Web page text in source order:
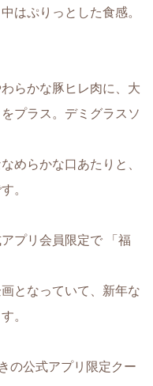
はぷりっとした食感。
らかな豚ヒレ肉に、大
プラス。デミグラスソ
めらかな口あたりと、
。
プリ会員限定で 「福
となっていて、新年な
。
の公式アプリ限定クー